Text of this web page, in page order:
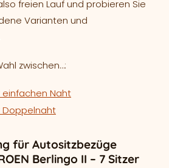
freien Lauf und probieren Sie
Varianten und
zwischen…:
Naht
Doppelnaht
für Autositzbezüge
Berlingo II – 7 Sitzer